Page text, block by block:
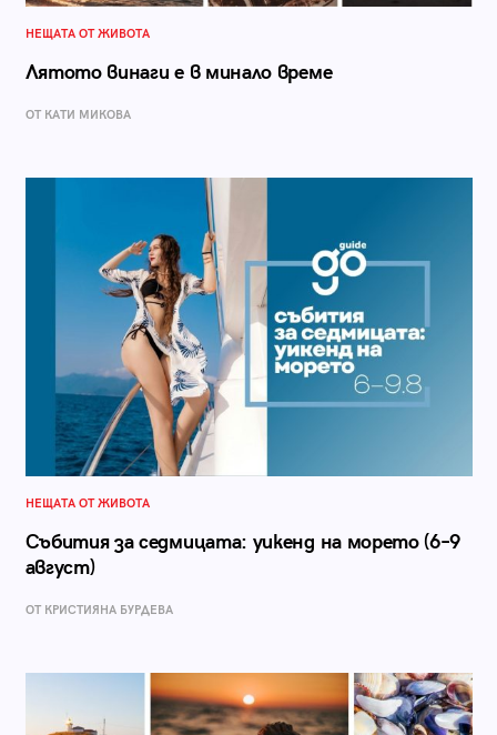
НЕЩАТА ОТ ЖИВОТА
Лятото винаги е в минало време
ОТ КАТИ МИКОВА
НЕЩАТА ОТ ЖИВОТА
Събития за седмицата: уикенд на морето (6–9
август)
ОТ КРИСТИЯНА БУРДЕВА